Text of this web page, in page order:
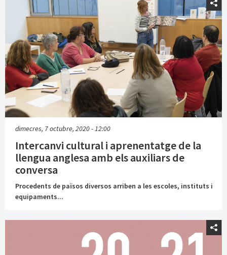
dimecres, 7 octubre, 2020 - 12:00
Intercanvi cultural i aprenentatge de la
llengua anglesa amb els auxiliars de
conversa
Procedents de països diversos arriben a les escoles, instituts i
equipaments...